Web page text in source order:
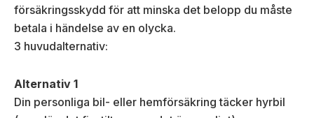
försäkringsskydd för att minska det belopp du måste
betala i händelse av en olycka.
3 huvudalternativ:
Alternativ 1
Din personliga bil- eller hemförsäkring täcker hyrbil